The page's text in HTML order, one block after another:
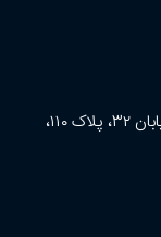
تهران، سعادت آباد، خیابان اصلی سعادت آباد، خیابان ۳۲، پلاک ۱۱۰،